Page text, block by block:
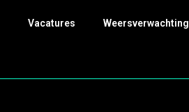
Vacatures Weersverwachting